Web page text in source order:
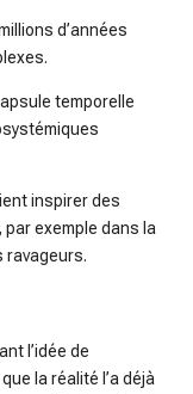
d’années
temporelle
inspirer des
exemple dans la
ravageurs.
l’idée de
la réalité l’a déjà